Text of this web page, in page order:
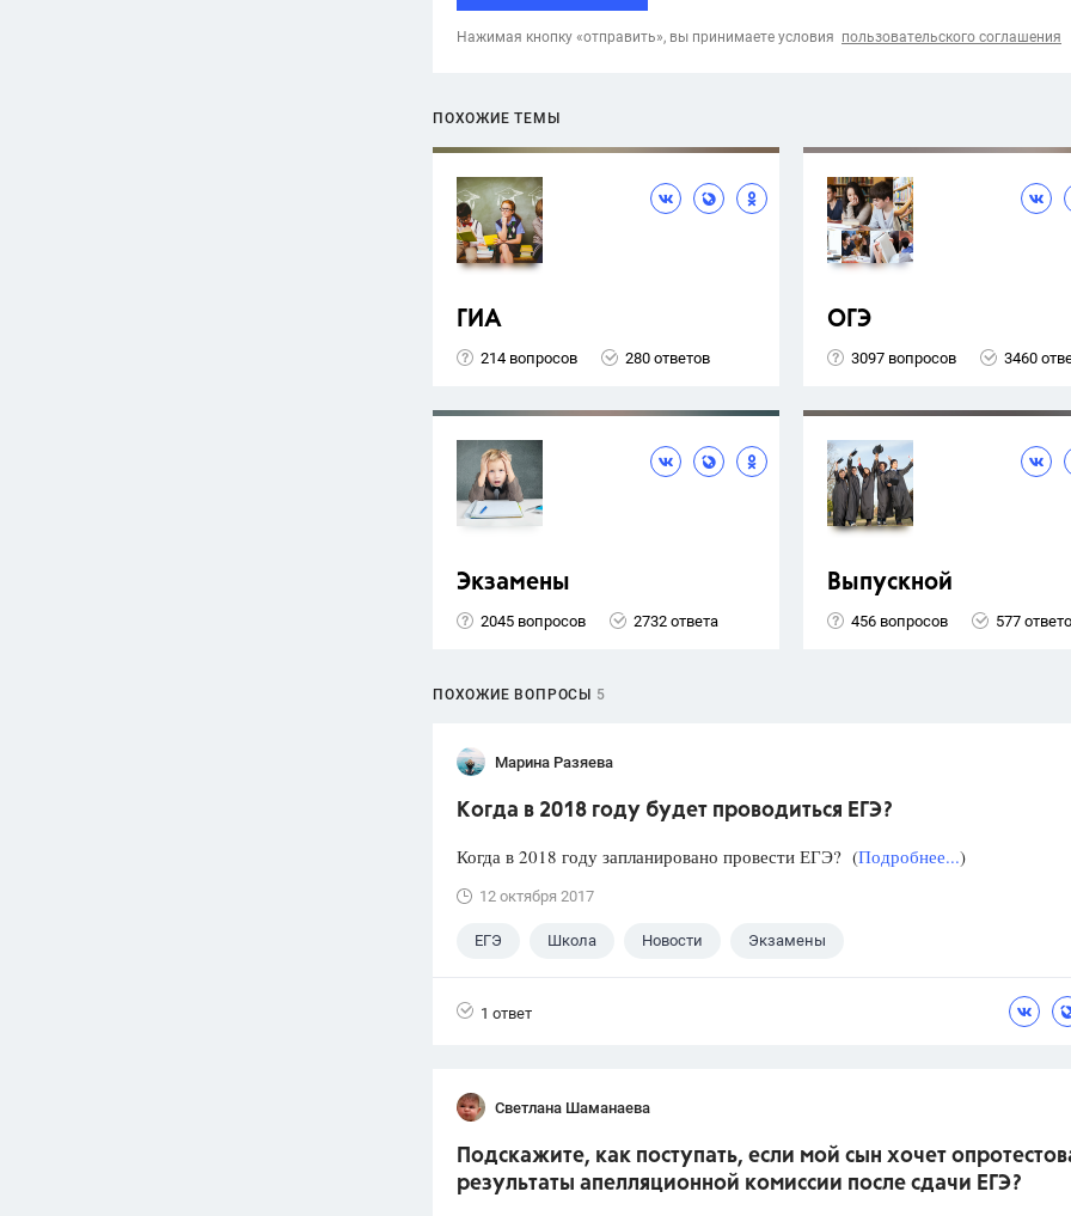
Нажимая кнопку «отправить», вы принимаете условия пользовательского соглашения
ПОХОЖИЕ ТЕМЫ
ГИА
214 вопросов 280 ответов
ОГЭ
3097 вопросов 3460
Экзамены
2045 вопросов 2732 ответа
Выпускной
456 вопросов 577
ПОХОЖИЕ ВОПРОСЫ 5
Марина Разяева
Когда в 2018 году будет проводиться ЕГЭ?
Когда в 2018 году запланировано провести ЕГЭ? (Подробнее...)
12 октября 2017
ЕГЭ Школа Новости Экзамены
1 ответ
Светлана Шаманаева
Подскажите, как поступать, если мой сын хочет
результаты апелляционной комиссии после сдачи ЕГЭ?